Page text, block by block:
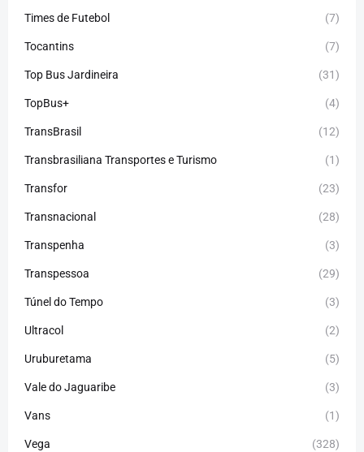
Times de Futebol (7)
Tocantins (7)
Top Bus Jardineira (31)
TopBus+ (4)
TransBrasil (12)
Transbrasiliana Transportes e Turismo (1)
Transfor (23)
Transnacional (28)
Transpenha (3)
Transpessoa (29)
Túnel do Tempo (3)
Ultracol (2)
Uruburetama (5)
Vale do Jaguaribe (3)
Vans (1)
Vega (328)